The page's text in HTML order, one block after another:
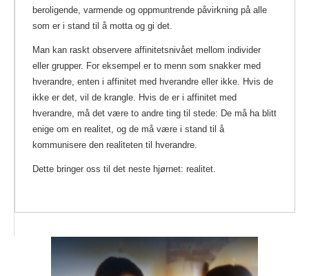
beroligende, varmende og oppmuntrende påvirkning på alle
som er i stand til å motta og gi det.
Man kan raskt observere affinitetsnivået mellom individer
eller grupper. For eksempel er to menn som snakker med
hverandre, enten i affinitet med hverandre eller ikke. Hvis de
ikke er det, vil de krangle. Hvis de er i affinitet med
hverandre, må det være to andre ting til stede: De må ha blitt
enige om en realitet, og de må være i stand til å
kommunisere den realiteten til hverandre.
Dette bringer oss til det neste hjørnet: realitet.